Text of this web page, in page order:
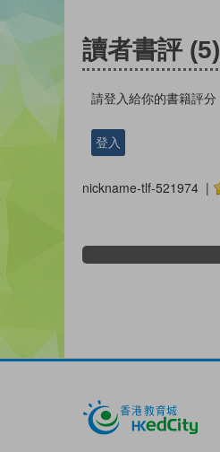
讀者書評 (5)
請登入給你的書籍評分
登入
nickname-tlf-521974 |